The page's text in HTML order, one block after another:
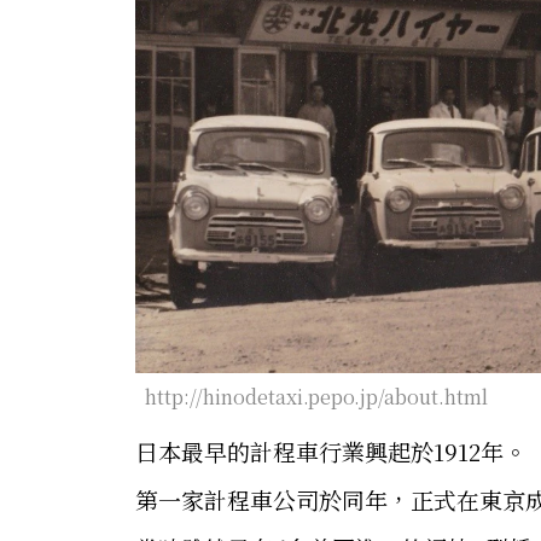
http://hinodetaxi.pepo.jp/about.html
日本最早的計程車行業興起於1912年。
第一家計程車公司於同年，正式在東京